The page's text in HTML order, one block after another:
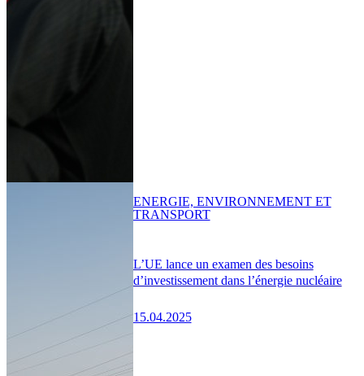
L’UE lance un examen des besoins
d’investissement dans l’énergie nucléaire
15.04.2025
ENERGIE, ENVIRONNEMENT ET
TRANSPORT